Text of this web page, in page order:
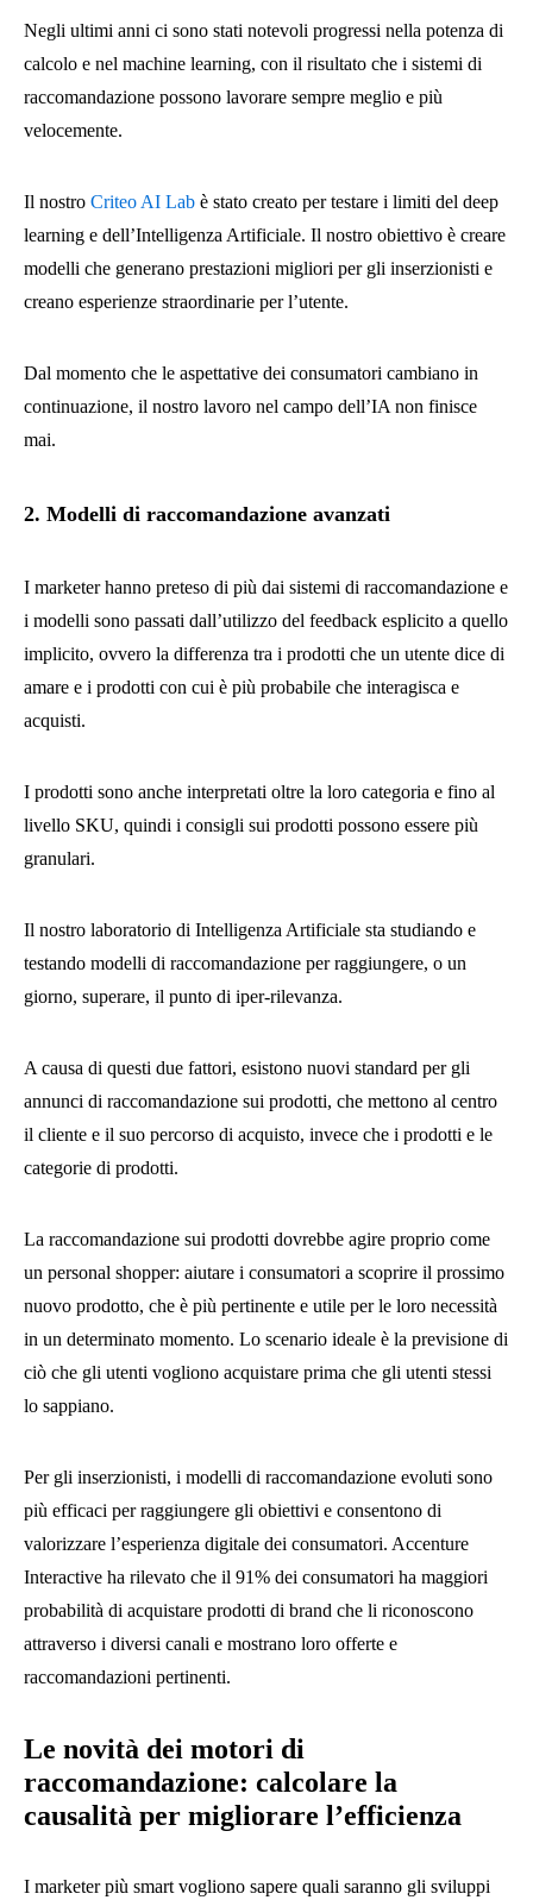
Negli ultimi anni ci sono stati notevoli progressi nella potenza di
calcolo e nel machine learning, con il risultato che i sistemi di
raccomandazione possono lavorare sempre meglio e più
velocemente.
Il nostro Criteo AI Lab è stato creato per testare i limiti del deep
learning e dell’Intelligenza Artificiale. Il nostro obiettivo è creare
modelli che generano prestazioni migliori per gli inserzionisti e
creano esperienze straordinarie per l’utente.
Dal momento che le aspettative dei consumatori cambiano in
continuazione, il nostro lavoro nel campo dell’IA non finisce
mai.
2. Modelli di raccomandazione avanzati
I marketer hanno preteso di più dai sistemi di raccomandazione e
i modelli sono passati dall’utilizzo del feedback esplicito a quello
implicito, ovvero la differenza tra i prodotti che un utente dice di
amare e i prodotti con cui è più probabile che interagisca e
acquisti.
I prodotti sono anche interpretati oltre la loro categoria e fino al
livello SKU, quindi i consigli sui prodotti possono essere più
granulari.
Il nostro laboratorio di Intelligenza Artificiale sta studiando e
testando modelli di raccomandazione per raggiungere, o un
giorno, superare, il punto di iper-rilevanza.
A causa di questi due fattori, esistono nuovi standard per gli
annunci di raccomandazione sui prodotti, che mettono al centro
il cliente e il suo percorso di acquisto, invece che i prodotti e le
categorie di prodotti.
La raccomandazione sui prodotti dovrebbe agire proprio come
un personal shopper: aiutare i consumatori a scoprire il prossimo
nuovo prodotto, che è più pertinente e utile per le loro necessità
in un determinato momento. Lo scenario ideale è la previsione di
ciò che gli utenti vogliono acquistare prima che gli utenti stessi
lo sappiano.
Per gli inserzionisti, i modelli di raccomandazione evoluti sono
più efficaci per raggiungere gli obiettivi e consentono di
valorizzare l’esperienza digitale dei consumatori. Accenture
Interactive ha rilevato che il 91% dei consumatori ha maggiori
probabilità di acquistare prodotti di brand che li riconoscono
attraverso i diversi canali e mostrano loro offerte e
raccomandazioni pertinenti.
Le novità dei motori di
raccomandazione: calcolare la
causalità per migliorare l’efficienza
I marketer più smart vogliono sapere quali saranno gli sviluppi